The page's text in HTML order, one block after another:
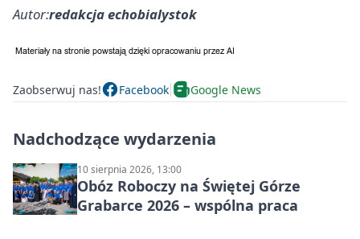
Autor:redakcja echobialystok
Zaobserwuj nas! Facebook Google News
Nadchodzące wydarzenia
10 sierpnia 2026, 13:00
Obóz Roboczy na Świętej Górze
Grabarce 2026 – wspólna praca